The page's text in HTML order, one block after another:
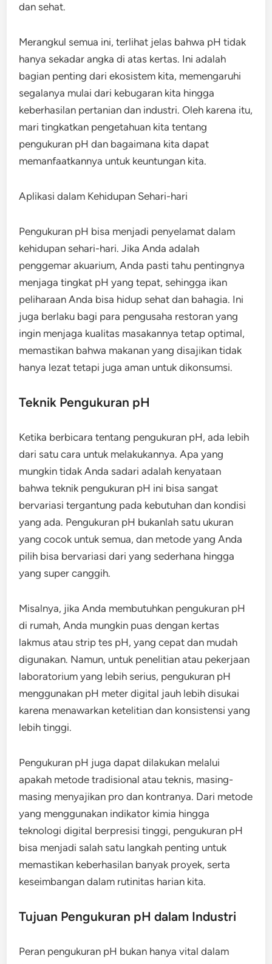
dan sehat.
Merangkul semua ini, terlihat jelas bahwa pH tidak
hanya sekadar angka di atas kertas. Ini adalah
bagian penting dari ekosistem kita, memengaruhi
segalanya mulai dari kebugaran kita hingga
keberhasilan pertanian dan industri. Oleh karena itu,
mari tingkatkan pengetahuan kita tentang
pengukuran pH dan bagaimana kita dapat
memanfaatkannya untuk keuntungan kita.
Aplikasi dalam Kehidupan Sehari-hari
Pengukuran pH bisa menjadi penyelamat dalam
kehidupan sehari-hari. Jika Anda adalah
penggemar akuarium, Anda pasti tahu pentingnya
menjaga tingkat pH yang tepat, sehingga ikan
peliharaan Anda bisa hidup sehat dan bahagia. Ini
juga berlaku bagi para pengusaha restoran yang
ingin menjaga kualitas masakannya tetap optimal,
memastikan bahwa makanan yang disajikan tidak
hanya lezat tetapi juga aman untuk dikonsumsi.
Teknik Pengukuran pH
Ketika berbicara tentang pengukuran pH, ada lebih
dari satu cara untuk melakukannya. Apa yang
mungkin tidak Anda sadari adalah kenyataan
bahwa teknik pengukuran pH ini bisa sangat
bervariasi tergantung pada kebutuhan dan kondisi
yang ada. Pengukuran pH bukanlah satu ukuran
yang cocok untuk semua, dan metode yang Anda
pilih bisa bervariasi dari yang sederhana hingga
yang super canggih.
Misalnya, jika Anda membutuhkan pengukuran pH
di rumah, Anda mungkin puas dengan kertas
lakmus atau strip tes pH, yang cepat dan mudah
digunakan. Namun, untuk penelitian atau pekerjaan
laboratorium yang lebih serius, pengukuran pH
menggunakan pH meter digital jauh lebih disukai
karena menawarkan ketelitian dan konsistensi yang
lebih tinggi.
Pengukuran pH juga dapat dilakukan melalui
apakah metode tradisional atau teknis, masing-
masing menyajikan pro dan kontranya. Dari metode
yang menggunakan indikator kimia hingga
teknologi digital berpresisi tinggi, pengukuran pH
bisa menjadi salah satu langkah penting untuk
memastikan keberhasilan banyak proyek, serta
keseimbangan dalam rutinitas harian kita.
Tujuan Pengukuran pH dalam Industri
Peran pengukuran pH bukan hanya vital dalam